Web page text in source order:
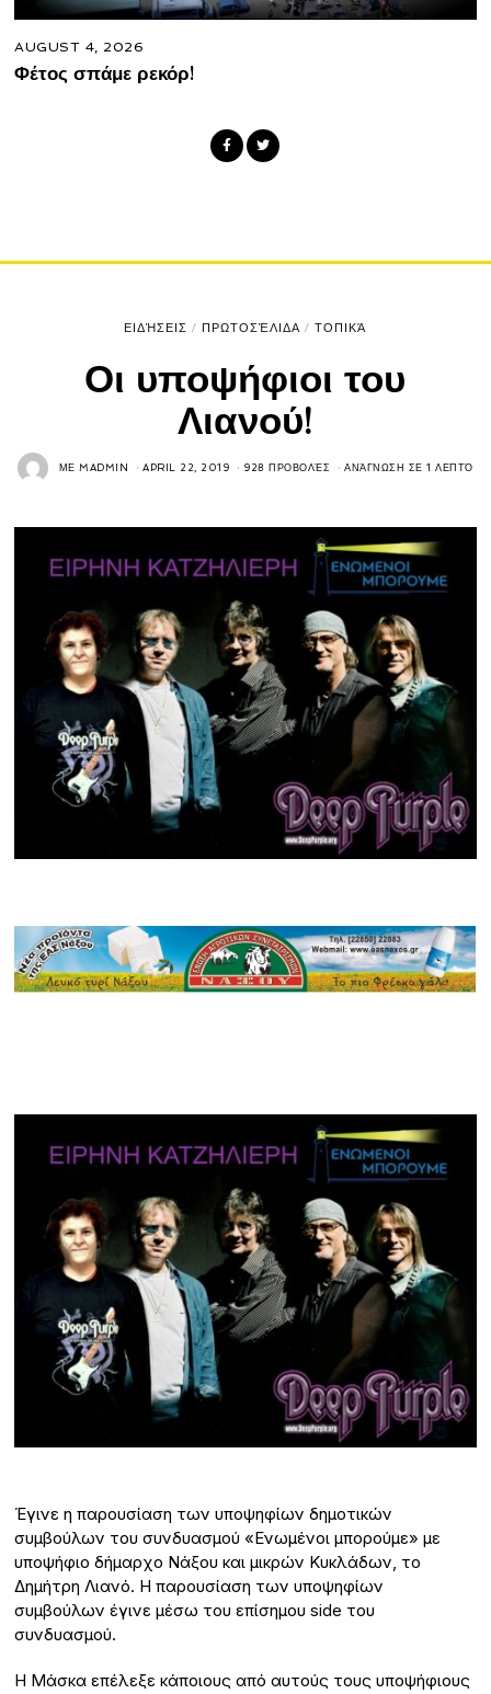
AUGUST 4, 2026
Φέτος σπάμε ρεκόρ!
ΕΙΔΉΣΕΙΣ / ΠΡΩΤΟΣΈΛΙΔΑ / ΤΟΠΙΚΆ
Οι υποψήφιοι του
Λιανού!
ΜΕMADMIN APRIL 22, 2019 928 ΠΡΟΒΟΛΈΣ ΑΝΆΓΝΩΣΗ ΣΕ 1 ΛΕΠΤΌ
Έγινε η παρουσίαση των υποψηφίων δημοτικών
συμβούλων του συνδυασμού «Ενωμένοι μπορούμε» με
υποψήφιο δήμαρχο Νάξου και μικρών Κυκλάδων, το
Δημήτρη Λιανό. Η παρουσίαση των υποψηφίων
συμβούλων έγινε μέσω του επίσημου side του
συνδυασμού.
Η Μάσκα επέλεξε κάποιους από αυτούς τους υποψήφιους